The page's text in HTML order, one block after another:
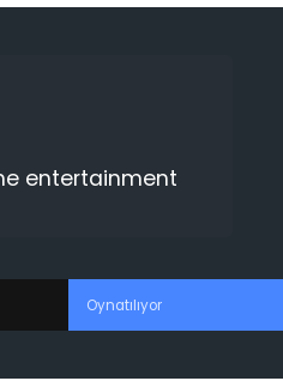
entertainment
Oynatılıyor